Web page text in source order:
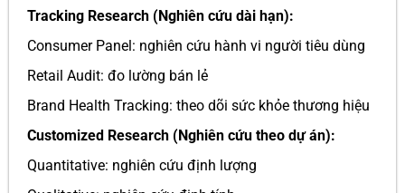
Tracking Research (Nghiên cứu dài hạn):
Consumer Panel: nghiên cứu hành vi người tiêu dùng
Retail Audit: đo lường bán lẻ
Brand Health Tracking: theo dõi sức khỏe thương hiệu
Customized Research (Nghiên cứu theo dự án):
Quantitative: nghiên cứu định lượng